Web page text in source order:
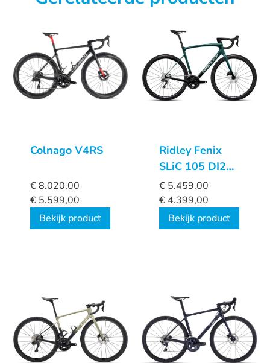
Colnago V4RS
€8.020,00
€ 5.599,00
Bekijk product
Ridley Fenix
SLiC 105 DI2
Custom
€5.459,00
€ 4.399,00
Bekijk product